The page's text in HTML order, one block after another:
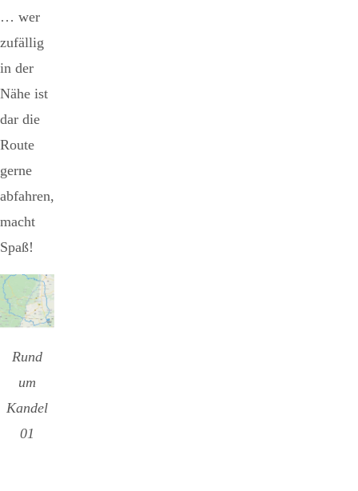
… wer
zufällig
in der
Nähe ist
dar die
Route
gerne
abfahren,
macht
Spaß!
Rund
um
Kandel
01